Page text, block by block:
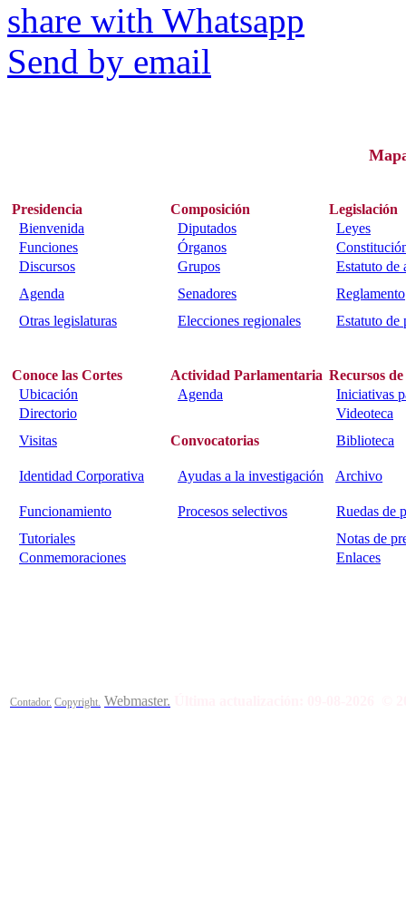
share with Whatsapp
Send by email
Presidencia Composición
Legislación
Bienvenida
Diputados
Leyes
Funciones
Órganos
Discursos
Grupos
Estatuto de
Agenda
Senadores
Reglamento
Otras legislaturas
Elecciones regionales Estatuto de
Conoce las Cortes Actividad Parlamentaria Recursos
Ubicación
Agenda
Iniciativas
Directorio
Videoteca
Visitas
Convocatorias Biblioteca
Identidad Corporativa Ayudas a la investigación Archivo
Funcionamiento Procesos selectivos
Ruedas de
Tutoriales
Notas de
Conmemoraciones
Enlaces
Contador. Copyright. Webmaster.